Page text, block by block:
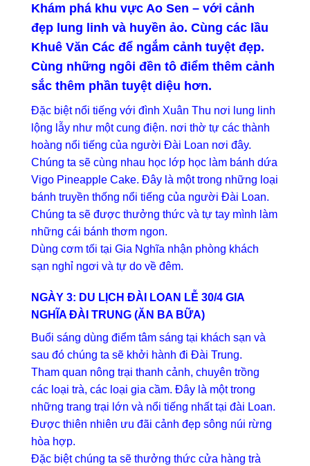
Khám phá khu vực Ao Sen – với cảnh
đẹp lung linh và huyền ảo. Cùng các lầu
Khuê Văn Các để ngắm cảnh tuyệt đẹp.
Cùng những ngôi đền tô điểm thêm cảnh
sắc thêm phần tuyệt diệu hơn.
Đặc biệt nổi tiếng với đình Xuân Thu nơi lung linh
lộng lẫy như một cung điện. nơi thờ tự các thành
hoàng nổi tiếng của người Đài Loan nơi đây.
Chúng ta sẽ cùng nhau học lớp học làm bánh dứa
Vigo Pineapple Cake. Đây là một trong những loại
bánh truyền thống nổi tiếng của người Đài Loan.
Chúng ta sẽ được thưởng thức và tự tay mình làm
những cái bánh thơm ngon.
Dùng cơm tối tại Gia Nghĩa nhận phòng khách
sạn nghỉ ngơi và tự do về đêm.
NGÀY 3: DU LỊCH ĐÀI LOAN LỄ 30/4 GIA
NGHĨA ĐÀI TRUNG (ĂN BA BỮA)
Buổi sáng dùng điểm tâm sáng tại khách sạn và
sau đó chúng ta sẽ khởi hành đi Đài Trung.
Tham quan nông trại thanh cảnh, chuyên trồng
các loại trà, các loại gia cầm. Đây là một trong
những trang trại lớn và nổi tiếng nhất tại đài Loan.
Được thiên nhiên ưu đãi cảnh đẹp sông núi rừng
hòa hợp.
Đặc biệt chúng ta sẽ thưởng thức cửa hàng trà